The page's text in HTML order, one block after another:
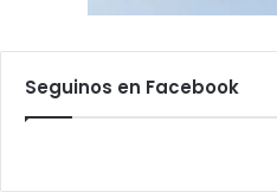
Seguinos en Facebook